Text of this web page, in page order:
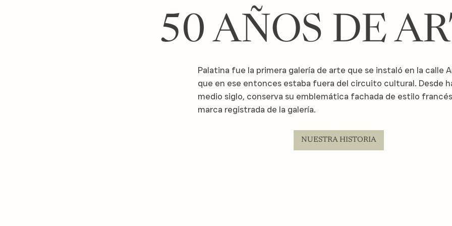
50 AÑOS DE
Palatina fue la primera galería de arte que se instaló en la calle
que en ese entonces estaba fuera del circuito cultural. Desde
medio siglo, conserva su emblemática fachada de estilo
marca registrada de la galería.
NUESTRA HISTORIA